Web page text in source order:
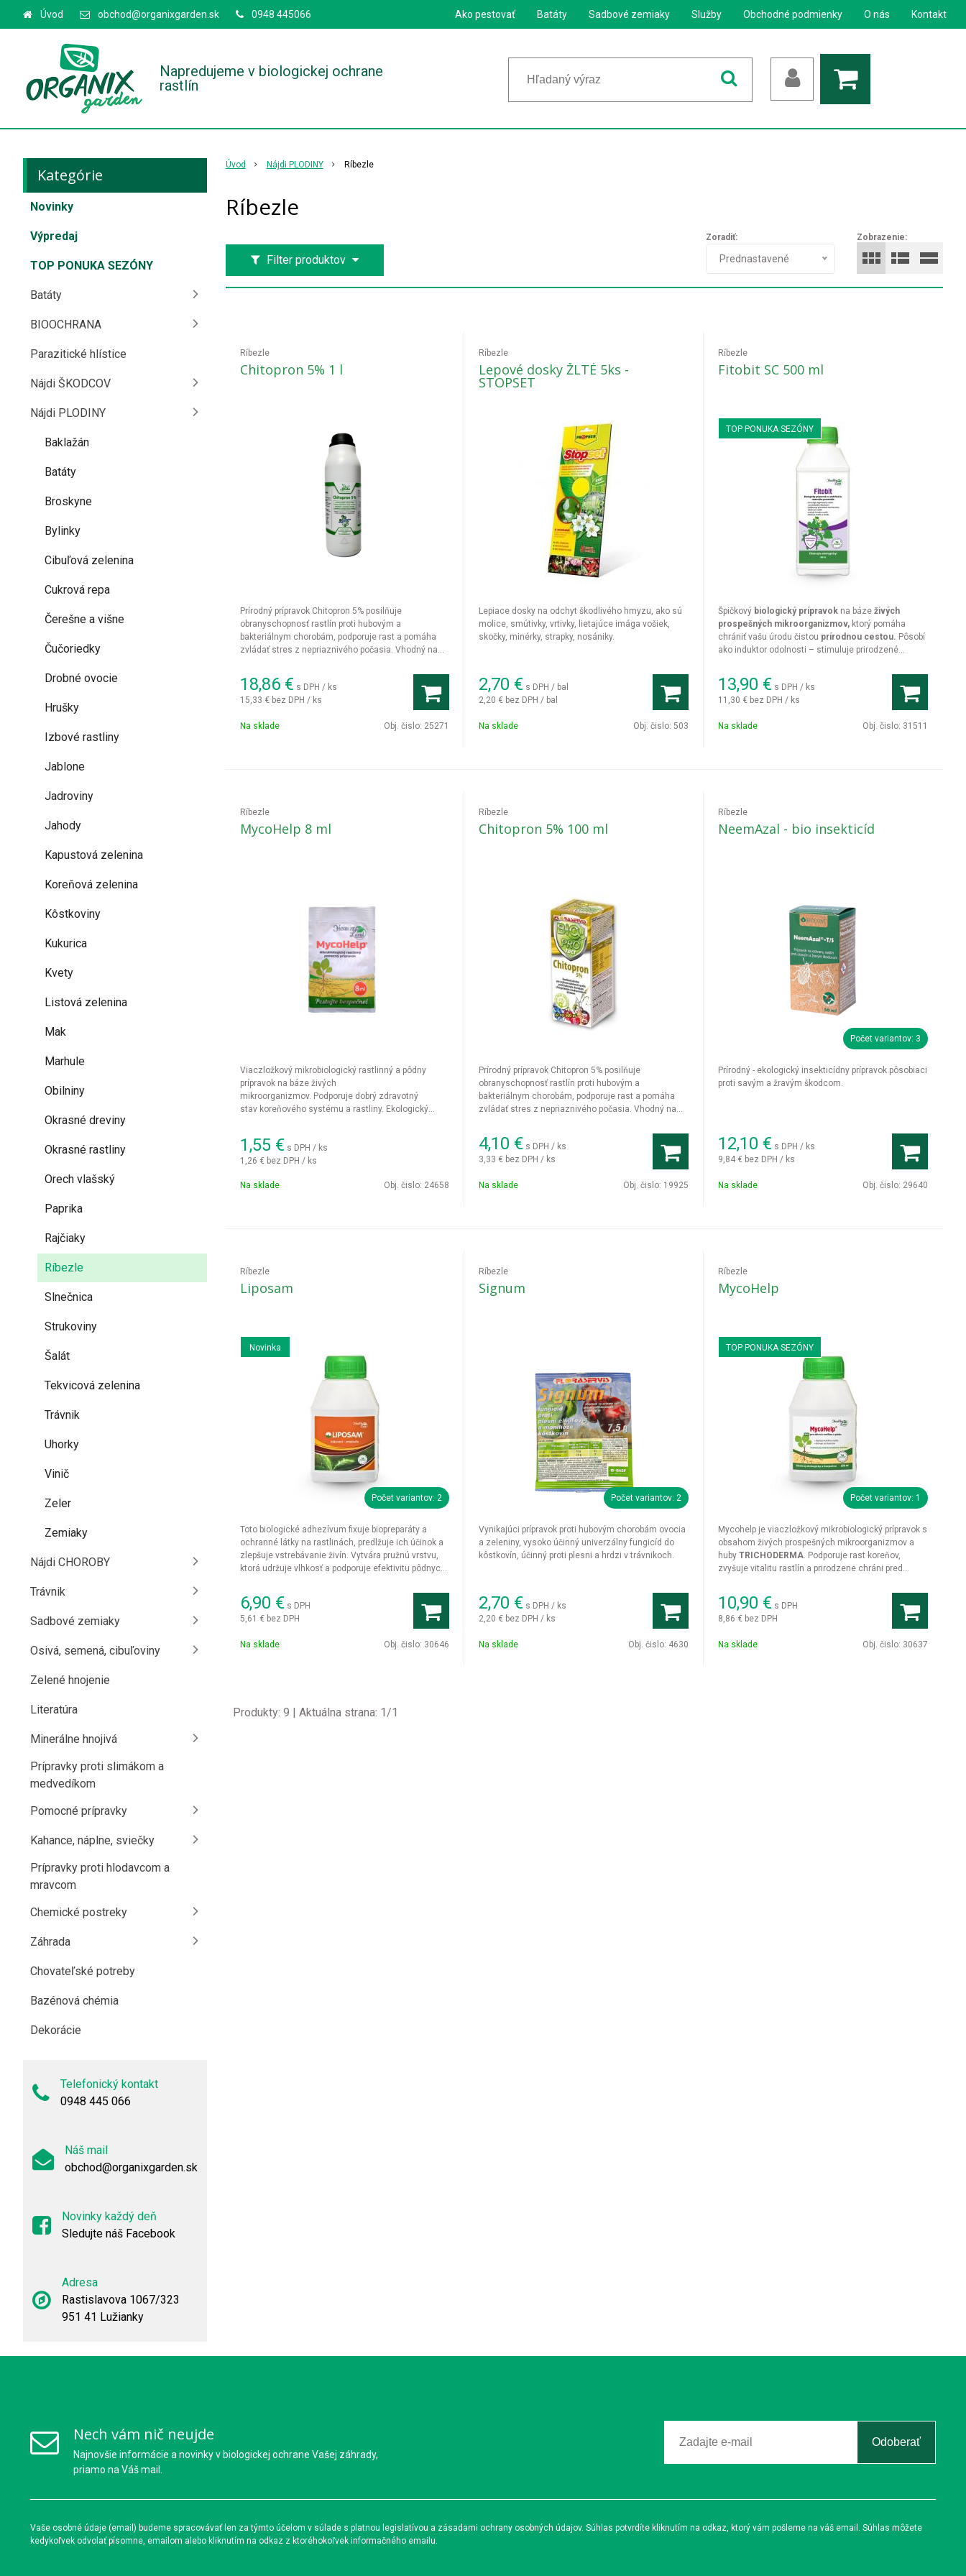
Napredujeme v biologickej ochrane
rastlín
Úvod obchod@organixgarden.sk 0948 445066 Ako pestovať Batáty Sadbové zemiaky Služby Obchodné podmienky O nás Kontakt
Úvod Nájdi PLODINY Ríbezle
Ríbezle
Filter produktov
Zobrazenie:
Zoradiť:
Prednastavené
Ríbezle
Chitopron 5% 1 l
Prírodný prípravok Chitopron 5% posilňuje
obranyschopnosť rastlín proti hubovým a
bakteriálnym chorobám, podporuje rast a pomáha
zvládať stres z nepriaznivého počasia. Vhodný na
18,86 € s DPH / ks
15,33 € bez DPH / ks
Na sklade Obj. čislo: 25271
Ríbezle
Lepové dosky ŽLTÉ 5ks -
STOPSET
Lepiace dosky na odchyt škodlivého hmyzu, ako sú
molice, smútivky, vrtivky, lietajúce imága vošiek,
skočky, minérky, strapky, nosániky.
2,70 € s DPH / bal
2,20 € bez DPH / bal
Na sklade Obj. čislo:503
Ríbezle
Fitobit SC 500 ml
TOP PONUKA SEZÓNY
Špičkový biologický prípravok na bázeživých
prospešných mikroorganizmov, ktorý pomáha
chrániť vašu úrodu čistou prírodnou cestou. Pôsobí
ako induktor odolnosti – stimuluje prirodzené
eliminuje široké spektrum žravých i cicavých
škodcov,stabilizuje rastové prostredie a bleskovo
regeneruje pletivápoškodené požerom či cicaním
13,90 € s DPH / ks
11,30 € bez DPH / ks
Na sklade Obj. čislo: 31511
Ríbezle
MycoHelp 8 ml
Viaczložkový mikrobiologický rastlinný a pôdny
prípravok na báze živých
mikroorganizmov. Podporuje dobrý zdravotný
stav koreňového systému a rastliny. Ekologický
1,55 € s DPH / ks
1,26 € bez DPH / ks
Na sklade Obj. čislo: 24658
Ríbezle
Chitopron 5% 100 ml
Prírodný prípravok Chitopron 5% posilňuje
obranyschopnosť rastlín proti hubovým a
bakteriálnym chorobám, podporuje rast a pomáha
zvládať stres z nepriaznivého počasia. Vhodný na
4,10 € s DPH / ks
3,33 € bez DPH / ks
Na sklade Obj. čislo: 19925
Ríbezle
NeemAzal - bio insekticíd
Počet variantov: 3
Prírodný - ekologický insekticídny prípravok pôsobiaci
proti savým a žravým škodcom.
12,10 € s DPH / ks
9,84 € bez DPH / ks
Na sklade Obj. čislo: 29640
Ríbezle
Liposam
Novinka
Počet variantov: 2
Toto biologické adhezívum fixuje biopreparáty a
ochranné látky na rastlinách, predlžuje ich účinok a
zlepšuje vstrebávanie živín. Vytvára pružnú vrstvu,
ktorá udržuje vlhkosť a podporuje efektivitu pôdnych
6,90 € s DPH
5,61 € bez DPH
Na sklade Obj. čislo: 30646
Ríbezle
Signum
Počet variantov: 2
Vynikajúci prípravok proti hubovým chorobám ovocia
a zeleniny, vysoko účinný univerzálny fungicíd do
kôstkovín, účinný proti plesni a hrdzi v trávnikoch.
2,70 € s DPH / ks
2,20 € bez DPH / ks
Na sklade Obj. čislo: 4630
Ríbezle
MycoHelp
TOP PONUKA SEZÓNY
Počet variantov: 1
Mycohelp je viaczložkový mikrobiologický prípravok s
obsahom živých prospešných mikroorganizmov a
hubyTRICHODERMA. Podporuje rast koreňov,
zvyšuje vitalitu rastlín a prirodzene chráni pred
silné rastliny s celoročným využitím.
10,90 € s DPH
8,86 € bez DPH
Na sklade Obj. čislo: 30637
Produkty: 9 | Aktuálna strana: 1/1
Kategórie
Novinky
Výpredaj
TOP PONUKA SEZÓNY
Batáty
BIOOCHRANA
Parazitické hlístice
Nájdi ŠKODCOV
Nájdi PLODINY
Baklažán
Batáty
Broskyne
Bylinky
Cibuľová zelenina
Cukrová repa
Čerešne a višne
Čučoriedky
Drobné ovocie
Hrušky
Izbové rastliny
Jablone
Jadroviny
Jahody
Kapustová zelenina
Koreňová zelenina
Kôstkoviny
Kukurica
Kvety
Listová zelenina
Mak
Marhule
Obilniny
Okrasné dreviny
Okrasné rastliny
Orech vlašský
Paprika
Rajčiaky
Ríbezle
Slnečnica
Strukoviny
Šalát
Tekvicová zelenina
Trávnik
Uhorky
Vinič
Zeler
Zemiaky
Nájdi CHOROBY
Trávnik
Sadbové zemiaky
Osivá, semená, cibuľoviny
Zelené hnojenie
Literatúra
Minerálne hnojivá
Prípravky proti slimákom a
medvedíkom
Pomocné prípravky
Kahance, náplne, sviečky
Prípravky proti hlodavcom a
mravcom
Chemické postreky
Záhrada
Chovateľské potreby
Bazénová chémia
Dekorácie
Telefonický kontakt
0948 445 066
Náš mail
obchod@organixgarden.sk
Novinky každý deň
Sledujte náš Facebook
Adresa
Rastislavova 1067/323
951 41 Lužianky
Nech vám nič neujde
Najnovšie informácie a novinky v biologickej ochrane Vašej záhrady,
priamo na Váš mail.
Odoberať
Vaše osobné údaje (email) budeme spracovávať len za týmto účelom v súlade s platnou legislatívou a zásadami ochrany osobných údajov. Súhlas potvrdíte kliknutím na odkaz, ktorý vám pošleme na váš email. Súhlas môžete
kedykoľvek odvolať písomne, emailom alebo kliknutím na odkaz z ktoréhokoľvek informačného emailu.